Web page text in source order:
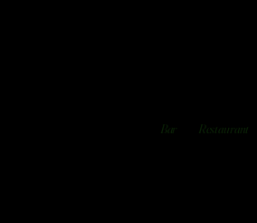
Bar Restaurant